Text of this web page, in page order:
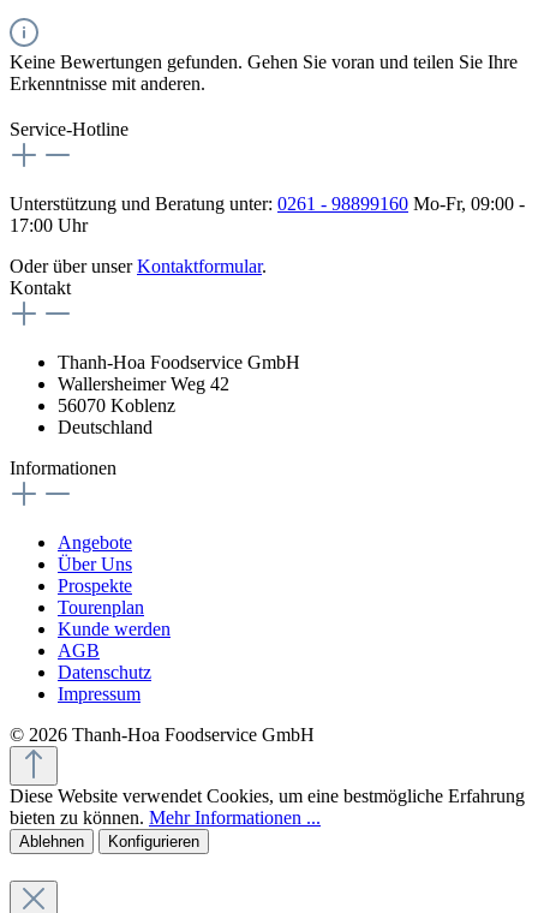
Keine Bewertungen gefunden. Gehen Sie voran und teilen Sie Ihre
Erkenntnisse mit anderen.
Service-Hotline
Unterstützung und Beratung unter: 0261 - 98899160 Mo-Fr, 09:00 -
17:00 Uhr
Oder über unserKontaktformular.
Kontakt
Thanh-Hoa Foodservice GmbH
Wallersheimer Weg 42
56070 Koblenz
Deutschland
Informationen
Angebote
Über Uns
Prospekte
Tourenplan
Kunde werden
AGB
Datenschutz
Impressum
© 2026 Thanh-Hoa Foodservice GmbH
Diese Website verwendet Cookies, um eine bestmögliche Erfahrung
bieten zu können. Mehr Informationen ...
Ablehnen Konfigurieren